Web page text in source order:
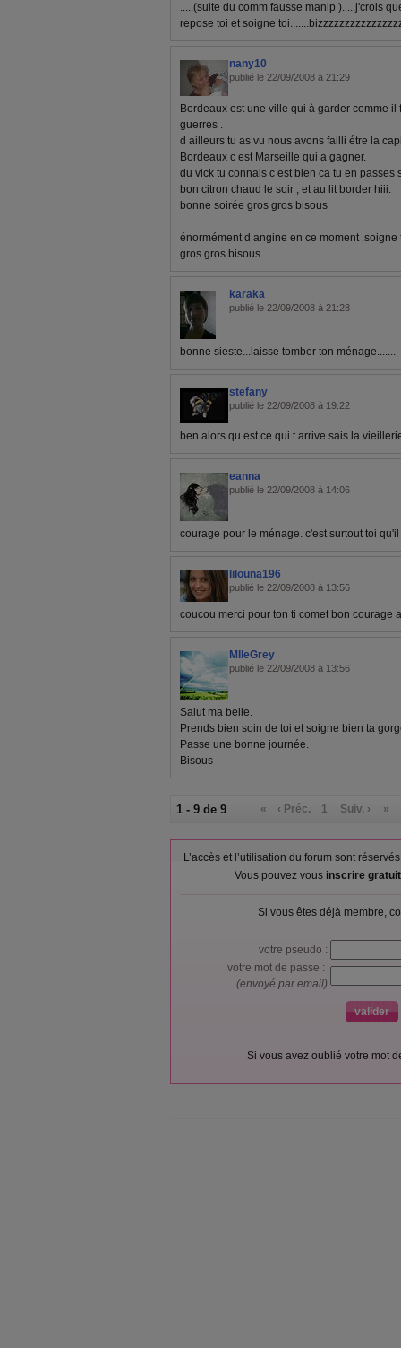
.....(suite du comm fausse manip ).....j'crois
repose toi et soigne
nany10
publié le 22/09/2008 à 21:29
Bordeaux est une ville qui à garder comme
guerres .
d ailleurs tu as vu nous avons failli étre la
Bordeaux c est Marseille qui a gagner.
du vick tu connais c est bien ca tu en passes
bon citron chaud le soir , et au lit border hiii.
bonne soirée gros gros bisous
énormément d angine en ce moment .soigne
gros gros bisous
karaka
publié le 22/09/2008 à 21:28
bonne sieste...laisse tomber ton ménage.......
stefany
publié le 22/09/2008 à 19:22
ben alors qu est ce qui t arrive sais la
eanna
publié le 22/09/2008 à 14:06
courage pour le ménage. c'est surtout toi
lilouna196
publié le 22/09/2008 à 13:56
coucou merci pour ton ti comet bon courage
MlleGrey
publié le 22/09/2008 à 13:56
Salut ma belle.
Prends bien soin de toi et soigne bien ta
Passe une bonne journée.
Bisous
1 - 9 de 9 « ‹ Préc. 1 Suiv. › »
L’accès et l’utilisation du forum sont
Vous pouvez vous inscrire
Si vous êtes déjà membre,
votre pseudo :
votre mot de passe :
(envoyé par email)
Si vous avez oublié votre mot